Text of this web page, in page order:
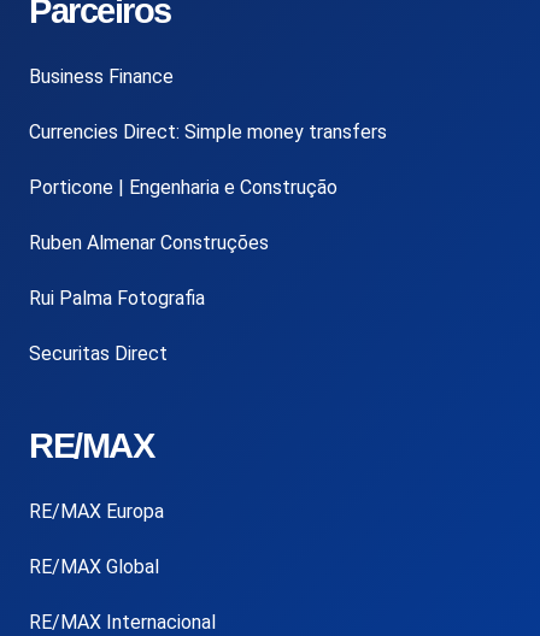
Parceiros
Business Finance
Currencies Direct: Simple money transfers
Porticone | Engenharia e Construção
Ruben Almenar Construções
Rui Palma Fotografia
Securitas Direct
RE/MAX
RE/MAX Europa
RE/MAX Global
RE/MAX Internacional